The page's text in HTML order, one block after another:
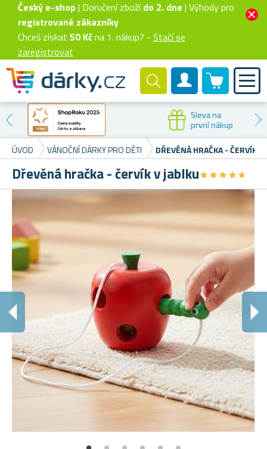
Český e-shop| Doručení zbožído 2. dne | Výhody pro
registrované zákazníky
Chceš získat 50 Kčna 1. nákup? - Stačí se
zaregistrovat
Zákaznický účet
0 produktů
Sleva na
první nákup
ÚVOD VÁNOČNÍ DÁRKY PRO DĚTI DŘEVĚNÁ HRAČKA - ČERVÍK V
Dřevěná hračka - červík v jablku★★★★★
★★★★★